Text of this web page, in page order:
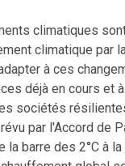
climatiques
climatique par
à ces
déjà en cours et
sociétés
par l'Accord de
barre des 2°C à la